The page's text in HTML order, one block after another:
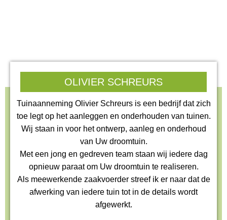
OLIVIER SCHREURS
Tuinaanneming Olivier Schreurs is een bedrijf dat zich
toe legt op het aanleggen en onderhouden van tuinen.
Wij staan in voor het ontwerp, aanleg en onderhoud
van Uw droomtuin.
Met een jong en gedreven team staan wij iedere dag
opnieuw paraat om Uw droomtuin te realiseren.
Als meewerkende zaakvoerder streef ik er naar dat de
afwerking van iedere tuin tot in de details wordt
afgewerkt.